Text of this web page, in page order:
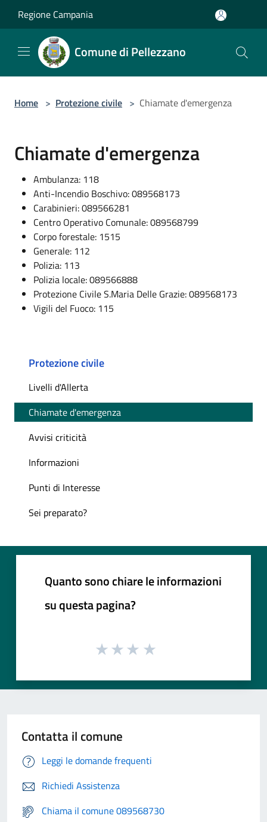
Regione Campania
Comune di Pellezzano
Home > Protezione civile > Chiamate d'emergenza
Chiamate d'emergenza
Ambulanza: 118
Anti-Incendio Boschivo: 089568173
Carabinieri: 089566281
Centro Operativo Comunale: 089568799
Corpo forestale: 1515
Generale: 112
Polizia: 113
Polizia locale: 089566888
Protezione Civile S.Maria Delle Grazie: 089568173
Vigili del Fuoco: 115
Protezione civile
Livelli d'Allerta
Chiamate d'emergenza
Avvisi criticità
Informazioni
Punti di Interesse
Sei preparato?
Quanto sono chiare le informazioni
su questa pagina?
Contatta il comune
Leggi le domande frequenti
Richiedi Assistenza
Chiama il comune 089568730